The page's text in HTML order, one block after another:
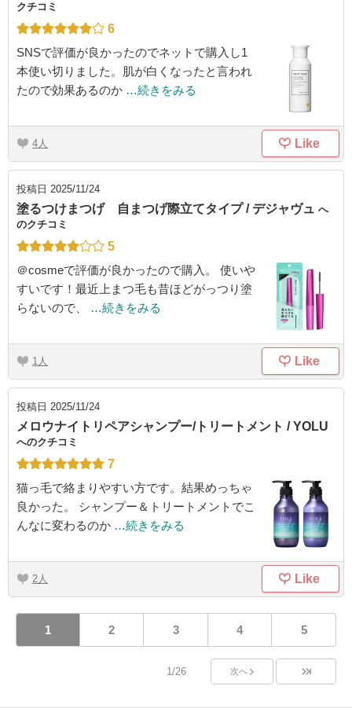
クチコミ
6
SNSで評価が良かったのでネットで購入し1
本使い切りました。肌が白くなったと言われ
たので効果あるのか …続きをみる
4 Like
投稿日 2025/11/24
塗るつけまつげ 自まつげ際立てタイプ / デジャヴュ へ
のクチコミ
5
＠cosmeで評価が良かったので購入。 使いや
すいです！最近上まつ毛も昔ほどがっつり塗
らないので、
…続きをみる
1 Like
投稿日 2025/11/24
メロウナイトリペアシャンプー/トリートメント / YOLU
へのクチコミ
7
猫っ毛で絡まりやすい方です。結果めっちゃ
良かった。 シャンプー＆トリートメントでこ
んなに変わるのか …続きをみる
2 Like
1 2 3 4 5
1/26 次へ